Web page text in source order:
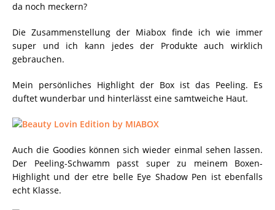
da noch meckern?
Die Zusammenstellung der Miabox finde ich wie immer
super und ich kann jedes der Produkte auch wirklich
gebrauchen.
Mein persönliches Highlight der Box ist das Peeling. Es
duftet wunderbar und hinterlässt eine samtweiche Haut.
Auch die Goodies können sich wieder einmal sehen lassen.
Der Peeling-Schwamm passt super zu meinem Boxen-
Highlight und der etre belle Eye Shadow Pen ist ebenfalls
echt Klasse.